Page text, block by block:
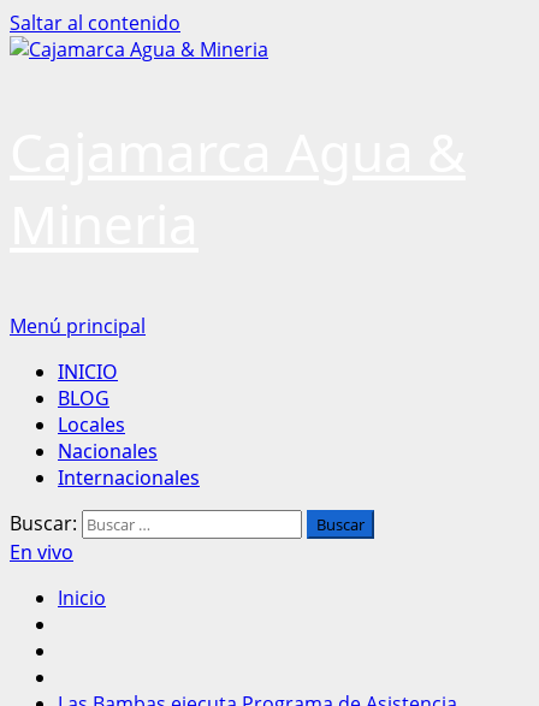
Saltar al contenido
Menú principal
INICIO
BLOG
Locales
Nacionales
Internacionales
Buscar:
En vivo
Inicio